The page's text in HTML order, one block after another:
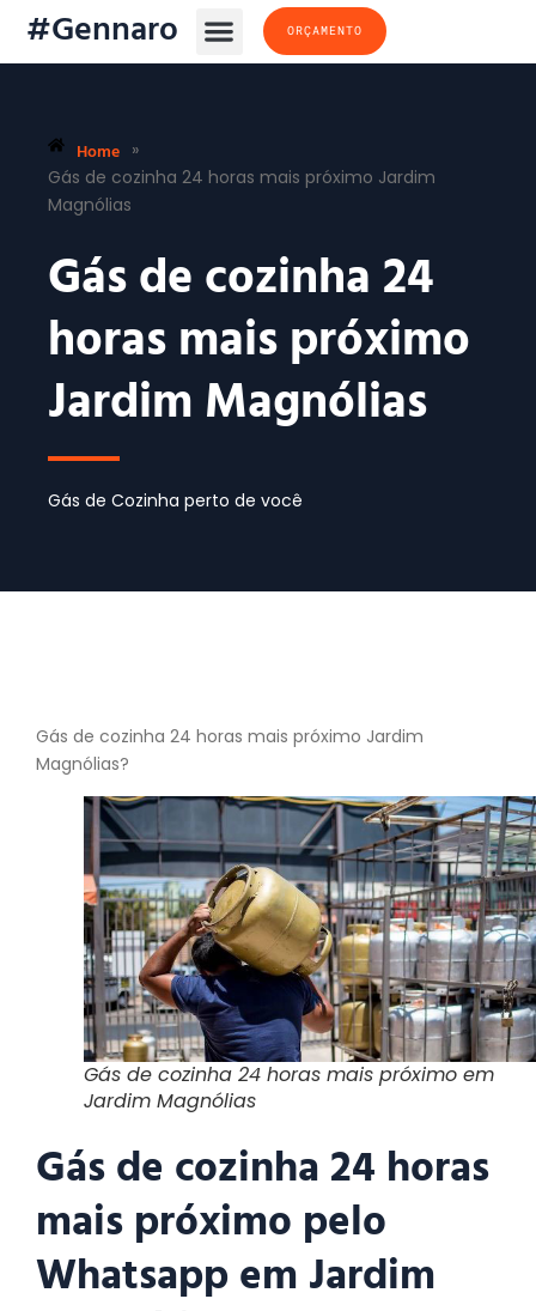
#Gennaro ORÇAMENTO
Home »
Gás de cozinha 24 horas mais próximo Jardim
Magnólias
Gás de cozinha 24
horas mais próximo
Jardim Magnólias
Gás de Cozinha perto de você
Gás de cozinha 24 horas mais próximo Jardim
Magnólias?
Gás de cozinha 24 horas mais próximo em
Jardim Magnólias
Gás de cozinha 24 horas
mais próximo pelo
Whatsapp em Jardim